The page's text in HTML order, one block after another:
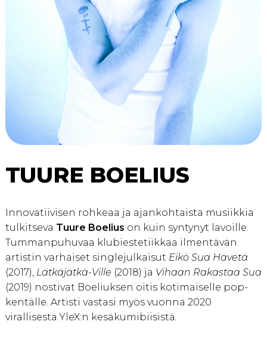
TUURE BOELIUS
Innovatiivisen rohkeaa ja ajankohtaista musiikkia
tulkitseva Tuure Boelius on kuin syntynyt lavoille.
Tummanpuhuvaa klubiestetiikkaa ilmentävän
artistin varhaiset singlejulkaisut Eikö Sua Hävetä
(2017), Lätkäjätkä-Ville (2018) ja Vihaan Rakastaa Sua
(2019) nostivat Boeliuksen oitis kotimaiselle pop-
kentälle. Artisti vastasi myös vuonna 2020
virallisesta YleX:n kesäkumibiisistä.